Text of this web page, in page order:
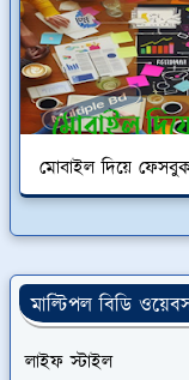
মোবাইল দিয়ে
মাল্টিপল বিডি
লাইফ স্টাইল